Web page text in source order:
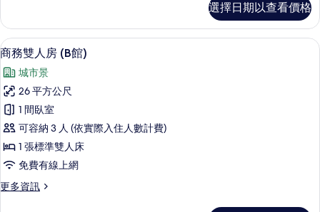
所
有
相
片
客
房
(A
的
詳
情
選擇日期以查看價格
顯
示
商
務
雙
人
房
(B
館)
5
商務雙人房 (B館)
城市景
26 平方公尺
1 間臥室
可容納 3 人 (依實際入住人數計費)
1 張標準雙人床
免費有線上網
更多資訊
更